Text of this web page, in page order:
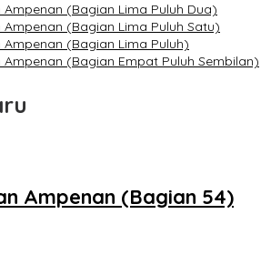
(Bagian Lima Puluh Dua)
(Bagian Lima Puluh Satu)
(Bagian Lima Puluh)
(Bagian Empat Puluh Sembilan)
Ampenan (Bagian 54)